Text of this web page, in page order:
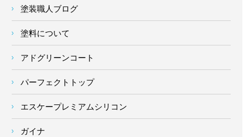
塗装職人ブログ
塗料について
アドグリーンコート
パーフェクトトップ
エスケープレミアムシリコン
ガイナ